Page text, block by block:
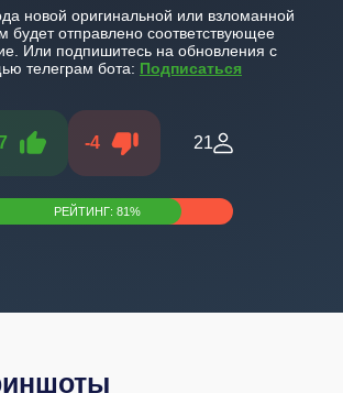
новой оригинальной или взломанной
будет отправлено соответствующее
Или подпишитесь на обновления с
телеграм бота: Подписаться
-4 21
РЕЙТИНГ: 81%